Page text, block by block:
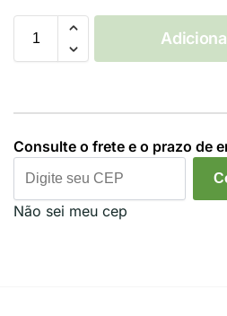
Consulte o frete e o prazo de
Não sei meu cep